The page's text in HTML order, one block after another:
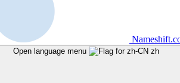
Open language menu zh